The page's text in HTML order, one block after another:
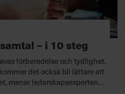
– i 10 steg
förberedelse och tydlighet.
det också bli lättare att
menar ledarskapsexperten